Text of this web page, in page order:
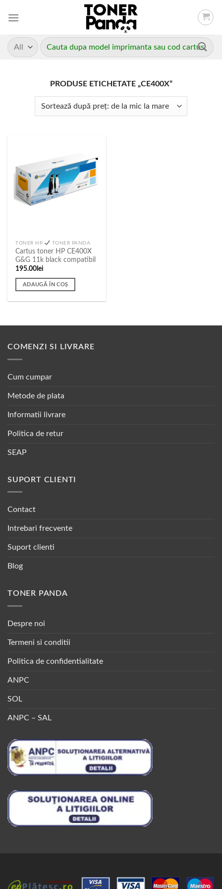
Caută
după:
PRODUSE ETICHETATE „CE400X”
TONER HP TONER PANDA
Cartus toner HP CE400X
G&G 11k black compatibil
195.00 lei
ADAUGĂ ÎN COȘ
COMENZI SI LIVRARE
Cum cumpar
Metode de plata
Informatii livrare
Politica de retur
SEAP
SUPORT CLIENTI
Contact
Intrebari frecvente
Suport clienti
Blog
TONER PANDA
Despre noi
Termeni si conditii
Politica de confidentialitate
ANPC
SOL
ANPC – SAL